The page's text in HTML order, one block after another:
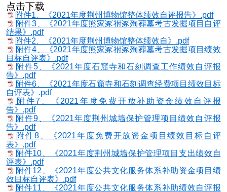
点击下载
附件1、《2021年度荆州博物馆整体绩效自评报告》.pdf
附件3、《2021年度熊家冢祔冢殉葬墓考古发掘项目自评
结果》.pdf
附件2、《2021年度荆州博物馆整体绩效自》.pdf
附件4、《2021年度熊家冢祔冢殉葬墓考古发掘项目绩效
目标自评表》.pdf
附件5、《2021年度石窟寺和石刻调查工作绩效自评报
告》.pdf
附件6、《2021年度石窟寺和石刻调查经费项目绩效目标
自评表》.pdf
附件7、《2021年度免费开放补助资金绩效自评报
告》.pdf
附件9、《2021年度荆州城墙保护管理项目绩效自评报
告》.pdf
附件8、《2021年度免费开放资金项目绩效目标自评
表》.pdf
附件10、《2021年度荆州城墙保护管理项目支出绩效自
评表》.pdf
附件12、《2021年度公共文化服务体系补助资金项目绩
效目标自评表》.pdf
附件11、《2021年度公共文化服务体系补助绩效自评报